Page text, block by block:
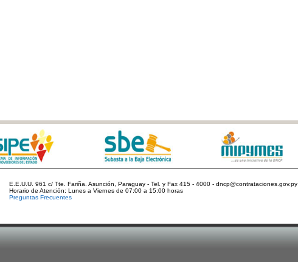
E.E.U.U. 961 c/ Tte. Fariña. Asunción, Paraguay - Tel. y Fax 415 - 4000 - dncp@contrataciones.gov.py
Horario de Atención: Lunes a Viernes de 07:00 a 15:00 horas
Preguntas Frecuentes